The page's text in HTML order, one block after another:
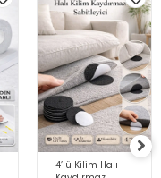
4’lü Kilim Halı